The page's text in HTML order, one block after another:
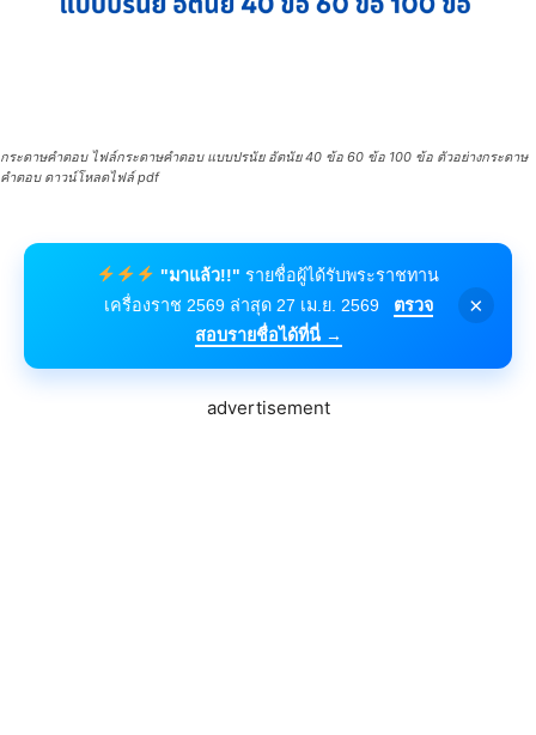
กระดาษคำตอบ ไฟล์กระดาษคำตอบ แบบปรนัย อัตนัย 40 ข้อ 60 ข้อ 100 ข้อ ตัวอย่างกระดาษ
คำตอบ ดาวน์โหลดไฟล์ pdf
"มาแล้ว!!" รายชื่อผู้ได้รับพระราชทาน
เครื่องราช 2569 ล่าสุด 27 เม.ย. 2569
ตรวจ
สอบรายชื่อได้ที่นี่ →
×
advertisement